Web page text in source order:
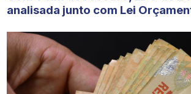
analisada junto com Lei